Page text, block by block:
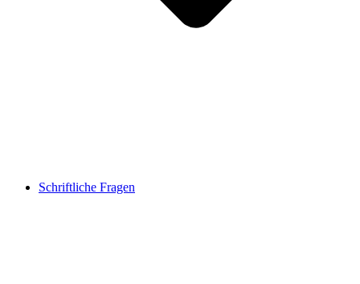
Schriftliche Fragen